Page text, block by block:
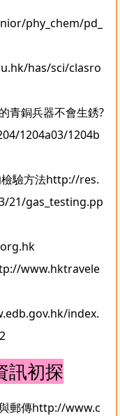
phy_chem/pd_
has/sci/clasro
青銅兵器不會生銹?
1204a03/1204b
驗方法http://res.
21/gas_testing.pp
www.hktravele
index.
訊初探
郵傳http://www.c